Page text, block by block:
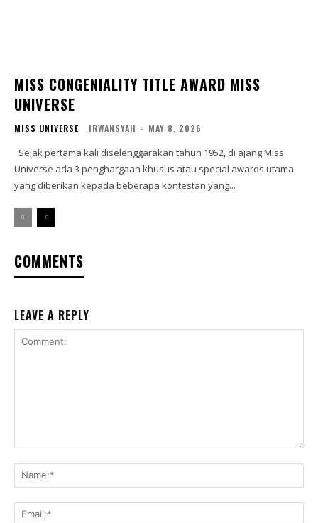
MISS CONGENIALITY TITLE AWARD MISS
UNIVERSE
MISS UNIVERSE IRWANSYAH - MAY 8, 2026
Universe ada 3 penghargaan khusus atau special awards utama
yang diberikan kepada beberapa kontestan yang...
COMMENTS
LEAVE A REPLY